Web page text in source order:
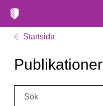
Startsida
Publikationer
Sök: